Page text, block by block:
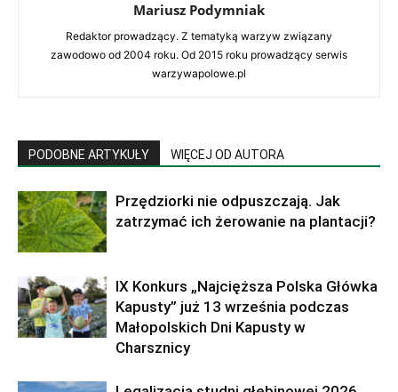
Mariusz Podymniak
Redaktor prowadzący. Z tematyką warzyw związany
zawodowo od 2004 roku. Od 2015 roku prowadzący serwis
warzywapolowe.pl
PODOBNE ARTYKUŁY WIĘCEJ OD AUTORA
Przędziorki nie odpuszczają. Jak
zatrzymać ich żerowanie na plantacji?
IX Konkurs „Najcięższa Polska Główka
Kapusty” już 13 września podczas
Małopolskich Dni Kapusty w
Charsznicy